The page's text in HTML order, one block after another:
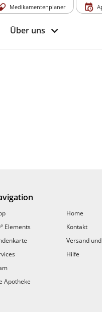
Medikamentenplaner
Über uns
Elements
Apotheke
Home
Kontakt
Versand
Hilfe